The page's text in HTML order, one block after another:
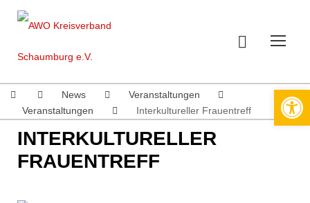
News
Veranstaltungen
Veranstaltungen
Interkultureller Frauentreff
INTERKULTURELLER
FRAUENTREFF
Werkzeugleiste öffnen